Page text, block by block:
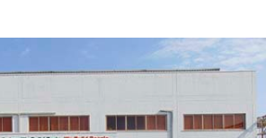
Tam
Giang